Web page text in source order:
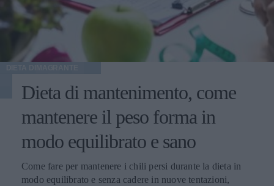
Dieta di mantenimento, come
mantenere il peso forma in
modo equilibrato e sano
Come fare per mantenere i chili persi durante la dieta in
modo equilibrato e senza cadere in nuove tentazioni,